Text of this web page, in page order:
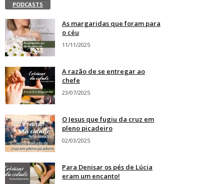
PODCASTS
As margaridas que foram para
o céu
11/11/2025
A razão de se entregar ao
chefe
23/07/2025
O Jesus que fugiu da cruz em
pleno picadeiro
02/03/2025
Para Denisar os pés de Lúcia
eram um encanto!